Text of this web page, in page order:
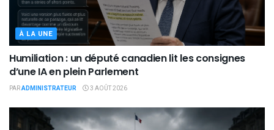
À LA UNE
Humiliation : un député canadien lit les consignes
d’une IA en plein Parlement
PARADMINISTRATEUR 3 AOÛT 2026